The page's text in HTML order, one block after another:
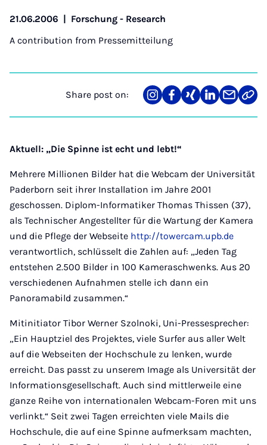
21.06.2006 | Forschung - Research
A contribution from Pressemitteilung
Share post on:
Share
on
Teilen
auf
Teilen
auf
Teilen
auf
Teilen
über
Link
Aktuell: „Die Spinne ist echt und lebt!“
Mehrere Millionen Bilder hat die Webcam der Universität
Paderborn seit ihrer Installation im Jahre 2001
geschossen. Diplom-Informatiker Thomas Thissen (37),
als Technischer Angestellter für die Wartung der Kamera
und die Pflege der Webseite http://towercam.upb.de
verantwortlich, schlüsselt die Zahlen auf: „Jeden Tag
entstehen 2.500 Bilder in 100 Kameraschwenks. Aus 20
verschiedenen Aufnahmen stelle ich dann ein
Panoramabild zusammen.“
Mitinitiator Tibor Werner Szolnoki, Uni-Pressesprecher:
„Ein Hauptziel des Projektes, viele Surfer aus aller Welt
auf die Webseiten der Hochschule zu lenken, wurde
erreicht. Das passt zu unserem Image als Universität der
Informationsgesellschaft. Auch sind mittlerweile eine
ganze Reihe von internationalen Webcam-Foren mit uns
verlinkt.“ Seit zwei Tagen erreichten viele Mails die
Hochschule, die auf eine Spinne aufmerksam machten,